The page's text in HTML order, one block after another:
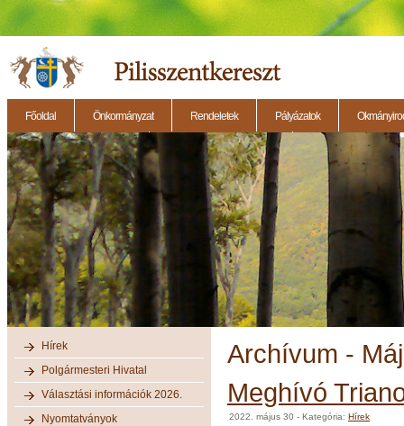
Főoldal Önkormányzat Rendeletek Pályázatok
2014.11.27. - Testületi ülés 2014.12.28. - Testületi ülés 2014.11.13. - Testületi
Hírek
Polgármesteri Hivatal
Választási információk 2026.
Nyomtatványok
Archívum -
Meghívó
2022. május 30 - Kategória: Hírek